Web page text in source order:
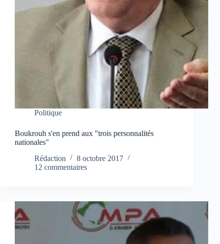
Politique
Boukrouh s'en prend aux "trois personnalités
nationales"
Rédaction
8 octobre 2017
12 commentaires